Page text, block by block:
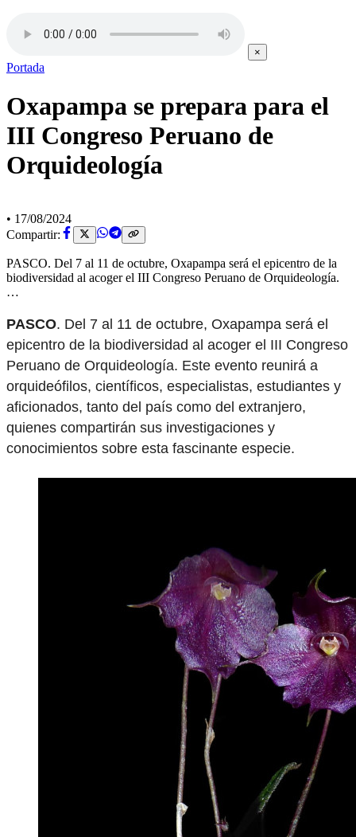
×
Portada
Oxapampa se prepara para el
III Congreso Peruano de
Orquideología
• 17/08/2024
Compartir:
PASCO. Del 7 al 11 de octubre, Oxapampa será el epicentro de la
biodiversidad al acoger el III Congreso Peruano de Orquideología.
…
PASCO. Del 7 al 11 de octubre, Oxapampa será el
epicentro de la biodiversidad al acoger el III Congreso
Peruano de Orquideología. Este evento reunirá a
orquideófilos, científicos, especialistas, estudiantes y
aficionados, tanto del país como del extranjero,
quienes compartirán sus investigaciones y
conocimientos sobre esta fascinante especie.